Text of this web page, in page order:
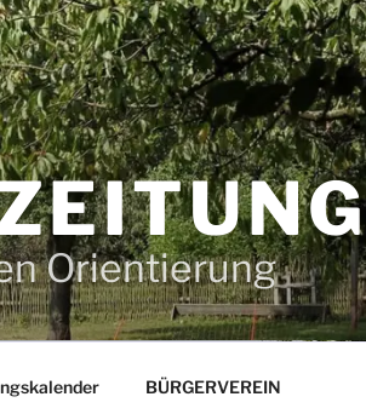
Orientierung
BÜRGERVEREIN